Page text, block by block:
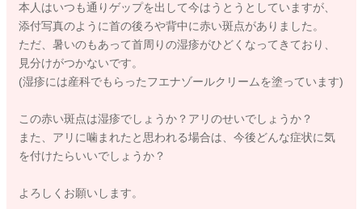
本人はいつも通りゲップを出して今はうとうとしていますが、
添付写真のように首の後ろや背中に赤い斑点がありました。
ただ、暑いのもあって首周りの湿疹がひどくなってきており、
見分けがつかないです。
(湿疹には産科でもらったフエナゾールクリームを塗っています)
この赤い斑点は湿疹でしょうか？アリのせいでしょうか？
また、アリに噛まれたと思われる場合は、今後どんな症状に気
を付けたらいいでしょうか？
よろしくお願いします。